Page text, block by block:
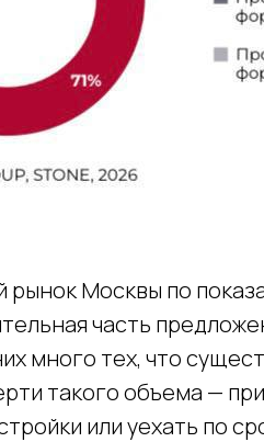
Москвы по
часть
много тех, что
такого объема —
или уехать по